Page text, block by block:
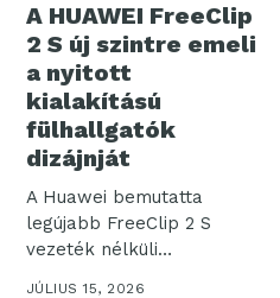
A HUAWEI FreeClip
2 S új szintre emeli
a nyitott
kialakítású
fülhallgatók
dizájnját
A Huawei bemutatta
legújabb FreeClip 2 S
vezeték nélküli
fülhallgatóját, amely a...
JÚLIUS 15, 2026